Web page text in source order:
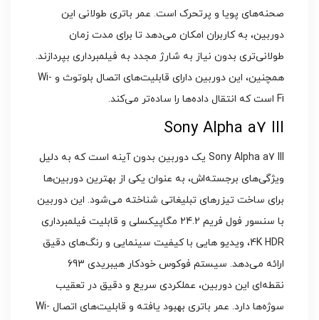
صحنه‌های پویا و پرتحرک است. عمر باتری طولانی این
دوربین، به کاربران امکان می‌دهد تا برای مدت زمان
طولانی‌تری بدون نیاز به شارژ مجدد به فیلمبرداری بپردازند.
همچنین، این دوربین دارای قابلیت‌های اتصال بلوتوث و Wi-
Fi است که انتقال داده‌ها را ساده‌تر می‌کند.
Sony Alpha a7 III
Sony Alpha a7 III یک دوربین بدون آینه است که به دلیل
ویژگی‌های برجسته‌اش، به عنوان یکی از بهترین دوربین‌ها
برای ساخت تیزرهای تبلیغاتی شناخته می‌شود. این دوربین
با سنسور فول فریم 24.2 مگاپیکسلی و قابلیت فیلمبرداری
4K HDR، ویدیو هایی با کیفیت سینمایی و رنگ‌های دقیق
ارائه می‌دهد. سیستم فوکوس خودکار هیبریدی 693
نقطه‌ای این دوربین، عملکردی سریع و دقیق در تعقیب
سوژه‌ها دارد. عمر باتری بهبود یافته و قابلیت‌های اتصال Wi-